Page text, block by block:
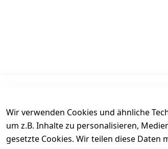
Wir verwenden Cookies und ähnliche
um z.B. Inhalte zu personalisieren,
gesetzte Cookies. Wir teilen diese
AGB
Datenschutz